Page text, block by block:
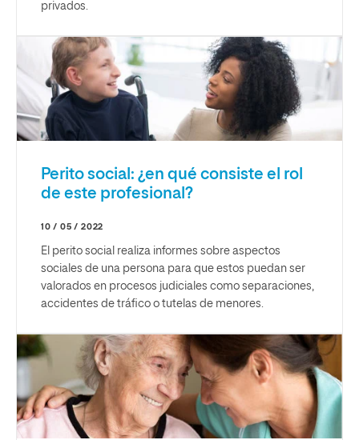
privados.
Perito social: ¿en qué consiste el rol
de este profesional?
10 / 05 / 2022
El perito social realiza informes sobre aspectos
sociales de una persona para que estos puedan ser
valorados en procesos judiciales como separaciones,
accidentes de tráfico o tutelas de menores.